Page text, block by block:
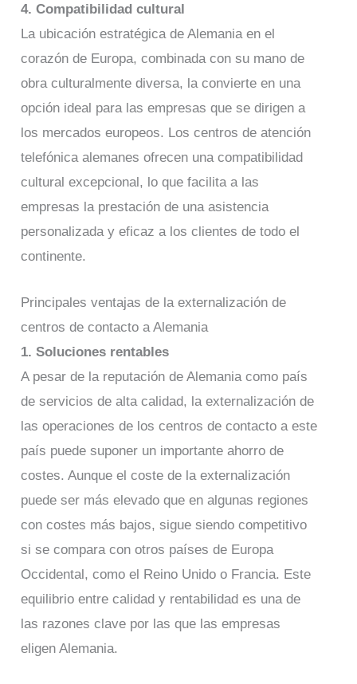
4. Compatibilidad cultural
La ubicación estratégica de Alemania en el
corazón de Europa, combinada con su mano de
obra culturalmente diversa, la convierte en una
opción ideal para las empresas que se dirigen a
los mercados europeos. Los centros de atención
telefónica alemanes ofrecen una compatibilidad
cultural excepcional, lo que facilita a las
empresas la prestación de una asistencia
personalizada y eficaz a los clientes de todo el
continente.
Principales ventajas de la externalización de
centros de contacto a Alemania
1. Soluciones rentables
A pesar de la reputación de Alemania como país
de servicios de alta calidad, la externalización de
las operaciones de los centros de contacto a este
país puede suponer un importante ahorro de
costes. Aunque el coste de la externalización
puede ser más elevado que en algunas regiones
con costes más bajos, sigue siendo competitivo
si se compara con otros países de Europa
Occidental, como el Reino Unido o Francia. Este
equilibrio entre calidad y rentabilidad es una de
las razones clave por las que las empresas
eligen Alemania.